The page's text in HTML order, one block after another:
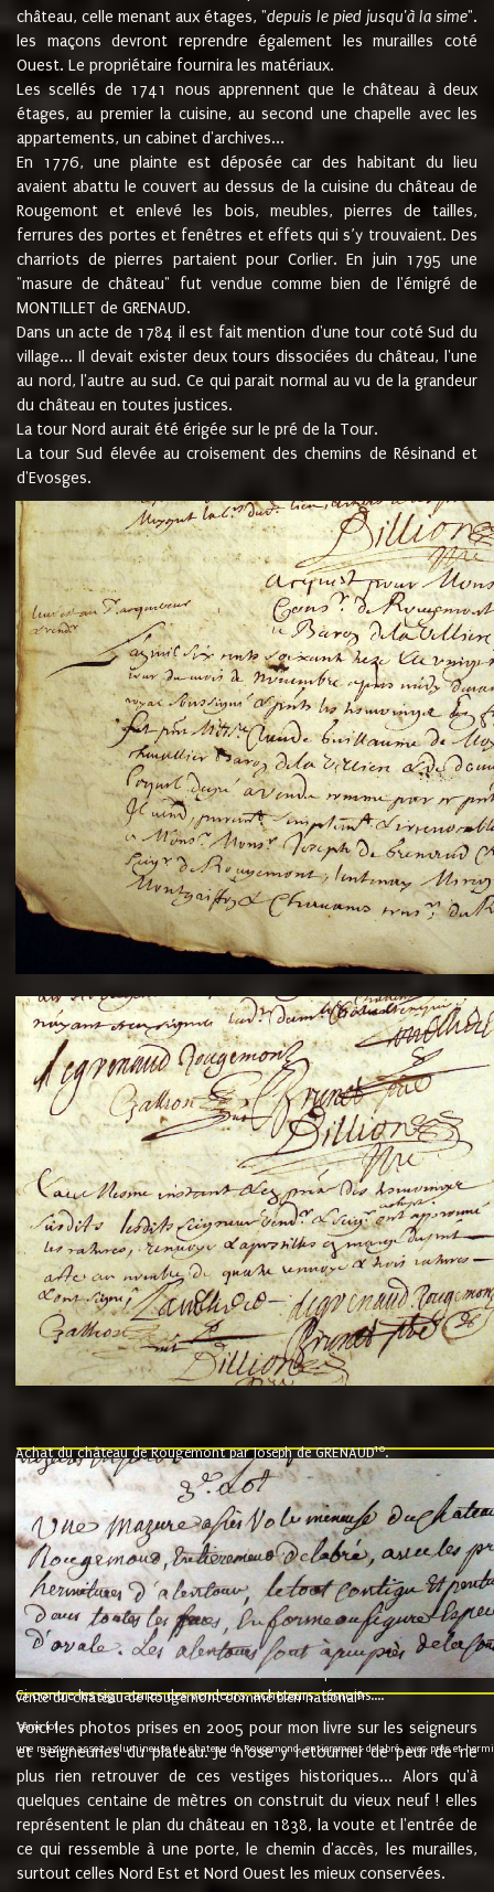
château, celle menant aux étages, "depuis le pied jusqu'à la sime".
les maçons devront reprendre également les murailles coté
Ouest. Le propriétaire fournira les matériaux.
Les scellés de 1741 nous apprennent que le château à deux
étages, au premier la cuisine, au second une chapelle avec les
appartements, un cabinet d'archives...
En 1776, une plainte est déposée car des habitant du lieu
avaient abattu le couvert au dessus de la cuisine du château de
Rougemont et enlevé les bois, meubles, pierres de tailles,
ferrures des portes et fenêtres et effets qui s’y trouvaient. Des
charriots de pierres partaient pour Corlier. En juin 1795 une
"masure de château" fut vendue comme bien de l'émigré de
MONTILLET de GRENAUD.
Dans un acte de 1784 il est fait mention d'une tour coté Sud du
village... Il devait exister deux tours dissociées du château, l'une
au nord, l'autre au sud. Ce qui parait normal au vu de la grandeur
du château en toutes justices.
La tour Nord aurait été érigée sur le pré de la Tour.
La tour Sud élevée au croisement des chemins de Résinand et
d'Evosges.
Achat du château de Rougemont par Joseph de GRENAUD10.
"l'an mil six cent soixante treze le ving neuvième jour du mois de
nommé fut présent Messire Claude Guillaume de Moyriat chevalier baron
vend, purement simplement et irrevocablement a monseigneur monsieur
et chavannes conseiller du roy au parlement de Bourgogne, present et
que le dit seigneur Baron de la Vellière a sur ses hommes, indivisables et
de la Velliere tout ainsi et comme le dit seigneur Baron et ses
présent......"
suivent les rentes, donation des terriers, etc... au prix de 880 livre louis
Ci contre les signatures des vendeurs, acheteurs, témoins....
vente du château de Rougemont comme bien national9.
"3ème lot
une mazure assez volumineuse du chateau de Rougemond, entierement delabré, avec près et
Voici les photos prises en 2005 pour mon livre sur les seigneurs
et seigneuries du plateau. Je n'ose y retourner de peur de ne
plus rien retrouver de ces vestiges historiques... Alors qu'à
quelques centaine de mètres on construit du vieux neuf ! elles
représentent le plan du château en 1838, la voute et l'entrée de
ce qui ressemble à une porte, le chemin d'accès, les murailles,
surtout celles Nord Est et Nord Ouest les mieux conservées.